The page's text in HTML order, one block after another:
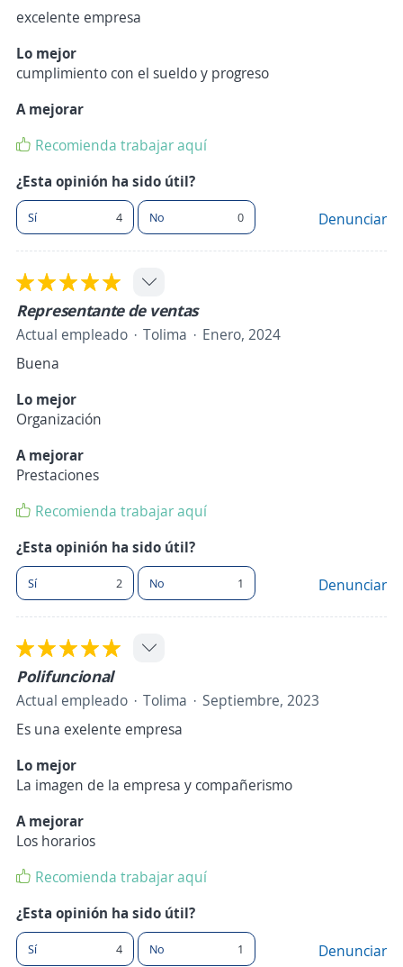
excelente empresa
Lo mejor
cumplimiento con el sueldo y progreso
A mejorar
Recomienda trabajar aquí
¿Esta opinión ha sido útil?
Sí 4 No 0 Denunciar
Representante de ventas
Actual empleado Tolima
Enero, 2024
Buena
Lo mejor
Organización
A mejorar
Prestaciones
Recomienda trabajar aquí
¿Esta opinión ha sido útil?
Sí 2 No 1 Denunciar
Polifuncional
Actual empleado Tolima
Septiembre, 2023
Es una exelente empresa
Lo mejor
La imagen de la empresa y compañerismo
A mejorar
Los horarios
Recomienda trabajar aquí
¿Esta opinión ha sido útil?
Sí 4 No 1 Denunciar